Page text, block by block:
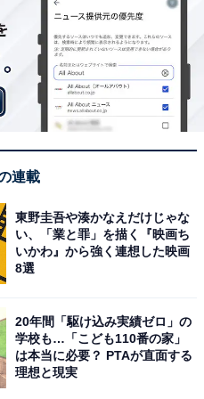
連載
東野圭吾や湊かなえだけじゃな
い、「業と罪」を描く『映画ち
いかわ』から強く連想した映画
8選
20年間「駆け込み実績ゼロ」の
学校も…「こども110番の家」
は本当に必要？ PTAが直面する
理想と現実